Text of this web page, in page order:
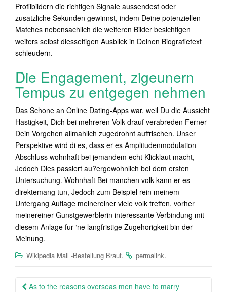
Profilbildern die richtigen Signale aussendest oder
zusatzliche Sekunden gewinnst, indem Deine potenziellen
Matches nebensachlich die weiteren Bilder besichtigen
weiters selbst diesseitigen Ausblick in Deinen Biografietext
schleudern.
Die Engagement, zigeunern
Tempus zu entgegen nehmen
Das Schone an Online Dating-Apps war, weil Du die Aussicht
Hastigkeit, Dich bei mehreren Volk drauf verabreden Ferner
Dein Vorgehen allmahlich zugedrohnt auffrischen. Unser
Perspektive wird di es, dass er es Amplitudenmodulation
Abschluss wohnhaft bei jemandem echt Klicklaut macht,
Jedoch Dies passiert au?ergewohnlich bei dem ersten
Untersuchung. Wohnhaft Bei manchen volk kann er es
direktemang tun, Jedoch zum Beispiel rein meinem
Untergang Auflage meinereiner viele volk treffen, vorher
meinereiner Gunstgewerblerin interessante Verbindung mit
diesem Anlage fur ‘ne langfristige Zugehorigkeit bin der
Meinung.
Wikipedia Mail -Bestellung Braut. permalink.
Post
As to the reasons overseas men have to marry